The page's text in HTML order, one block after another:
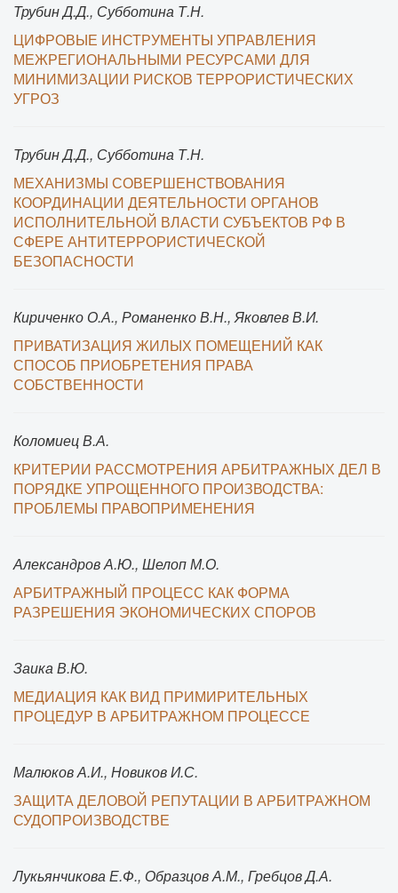
Трубин Д.Д., Субботина Т.Н.
ЦИФРОВЫЕ ИНСТРУМЕНТЫ УПРАВЛЕНИЯ
МЕЖРЕГИОНАЛЬНЫМИ РЕСУРСАМИ ДЛЯ
МИНИМИЗАЦИИ РИСКОВ ТЕРРОРИСТИЧЕСКИХ
УГРОЗ
Трубин Д.Д., Субботина Т.Н.
МЕХАНИЗМЫ СОВЕРШЕНСТВОВАНИЯ
КООРДИНАЦИИ ДЕЯТЕЛЬНОСТИ ОРГАНОВ
ИСПОЛНИТЕЛЬНОЙ ВЛАСТИ СУБЪЕКТОВ РФ В
СФЕРЕ АНТИТЕРРОРИСТИЧЕСКОЙ
БЕЗОПАСНОСТИ
Кириченко О.А., Романенко В.Н., Яковлев В.И.
ПРИВАТИЗАЦИЯ ЖИЛЫХ ПОМЕЩЕНИЙ КАК
СПОСОБ ПРИОБРЕТЕНИЯ ПРАВА
СОБСТВЕННОСТИ
Коломиец В.А.
КРИТЕРИИ РАССМОТРЕНИЯ АРБИТРАЖНЫХ ДЕЛ В
ПОРЯДКЕ УПРОЩЕННОГО ПРОИЗВОДСТВА:
ПРОБЛЕМЫ ПРАВОПРИМЕНЕНИЯ
Александров А.Ю., Шелоп М.О.
АРБИТРАЖНЫЙ ПРОЦЕСС КАК ФОРМА
РАЗРЕШЕНИЯ ЭКОНОМИЧЕСКИХ СПОРОВ
Заика В.Ю.
МЕДИАЦИЯ КАК ВИД ПРИМИРИТЕЛЬНЫХ
ПРОЦЕДУР В АРБИТРАЖНОМ ПРОЦЕССЕ
Малюков А.И., Новиков И.С.
ЗАЩИТА ДЕЛОВОЙ РЕПУТАЦИИ В АРБИТРАЖНОМ
СУДОПРОИЗВОДСТВЕ
Лукьянчикова Е.Ф., Образцов А.М., Гребцов Д.А.